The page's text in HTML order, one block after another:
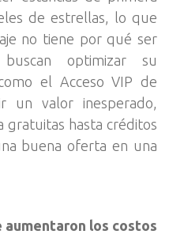
de estrellas, lo que
no tiene por qué ser
optimizar su
el Acceso VIP de
un valor inesperado,
gratuitas hasta créditos
buena oferta en una
los costos